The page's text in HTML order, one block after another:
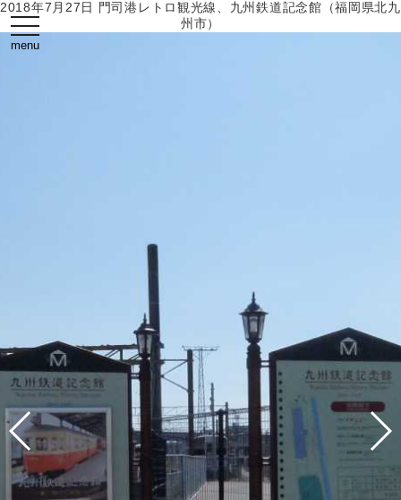
2018年7月27日 門司港レトロ観光線、九州鉄道記念館（福岡県北九
州市）
toggle
navigation
menu